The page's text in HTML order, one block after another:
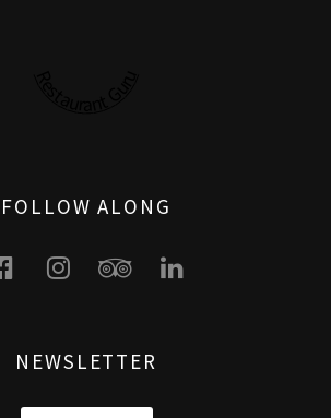
FOLLOW ALONG
facebookinstagramtripadvisor
linkedin
NEWSLETTER